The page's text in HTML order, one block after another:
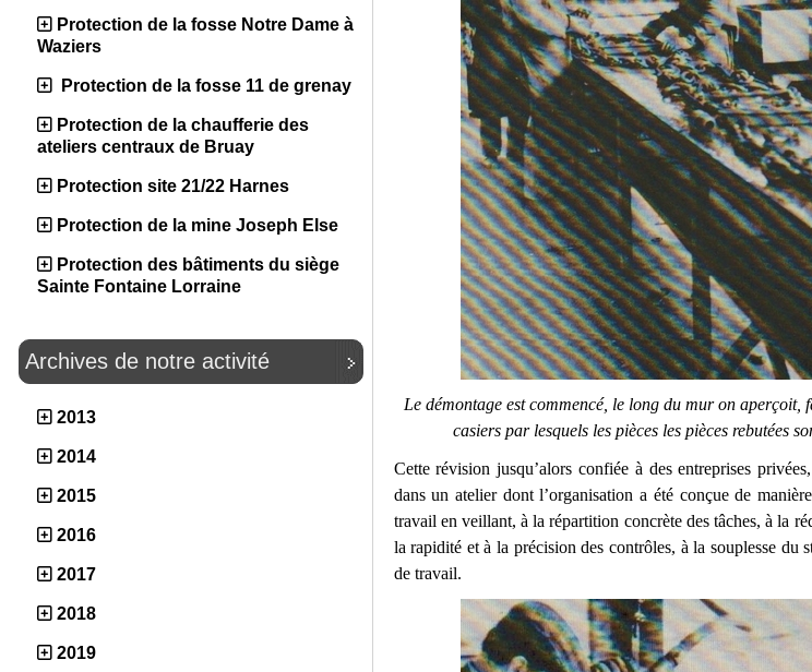
Protection de la fosse Notre Dame à
Waziers
Protection de la fosse 11 de grenay
Protection de la chaufferie des
ateliers centraux de Bruay
Protection site 21/22 Harnes
Protection de la mine Joseph Else
Protection des bâtiments du siège
Sainte Fontaine Lorraine
Archives de notre activité
2013
2014
2015
2016
2017
2018
2019
Le démontage est commencé, le long du mur on aperçoit,
casiers par lesquels les pièces les pièces rebutées
Cette révision jusqu’alors confiée à des entreprises
dans un atelier dont l’organisation a été conçue de
travail en veillant, à la répartition concrète des tâches, à la
la rapidité et à la précision des contrôles, à la souplesse du
de travail.